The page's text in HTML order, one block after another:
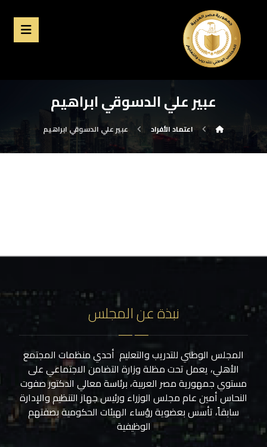
عبير علي الدسوقي ابراهيم
اعتماد الأفراد عبير علي الدسوقي ابراهيم
نبذة عن المجلس
المجلس الوطني للتدريب والتعليم أحدي منظمات المجتمع
الأهلي، يعمل تحت مظلة وزارة التضامن الاجتماعي على
مستوي جمهورية مصر العربية، برئاسة معالي الدكتور صفوت
النحاس أمين عام مجلس الوزراء ورئيس جهاز التنظيم والإدارة
سابقاً، تأسس بعضوية رؤساء الهيئات الحكومية بصفتهم
الوظيفية